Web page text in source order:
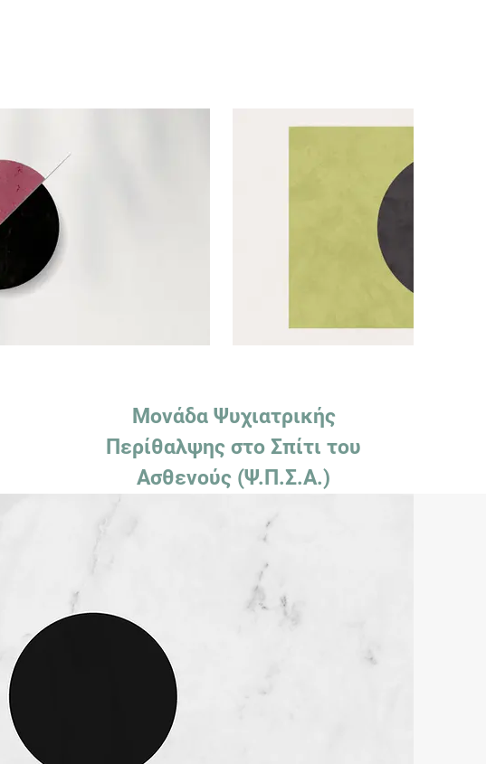
Μονάδα Ψυχιατρικής
Περίθαλψης στο Σπίτι του
Ασθενούς (Ψ.Π.Σ.Α.)